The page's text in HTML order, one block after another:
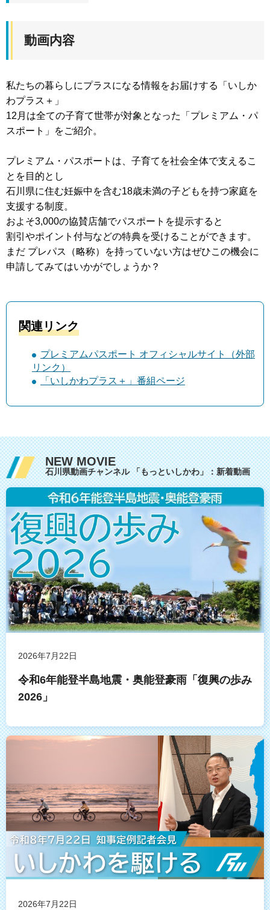
動画内容
私たちの暮らしにプラスになる情報をお届けする「いしか
わプラス＋」
12月は全ての子育て世帯が対象となった「プレミアム・パ
スポート」をご紹介。
プレミアム・パスポートは、子育てを社会全体で支えるこ
とを目的とし
石川県に住む妊娠中を含む18歳未満の子どもを持つ家庭を
支援する制度。
およそ3,000の協賛店舗でパスポートを提示すると
割引やポイント付与などの特典を受けることができます。
まだ プレパス（略称）を持っていない方はぜひこの機会に
申請してみてはいかがでしょうか？
関連リンク
プレミアムパスポート オフィシャルサイト（外部
リンク）
「いしかわプラス＋」番組ページ
NEW MOVIE
石川県動画チャンネル 「もっといしかわ」：新着動画
2026年7月22日
令和6年能登半島地震・奥能登豪雨「復興の歩み
2026」
2026年7月22日